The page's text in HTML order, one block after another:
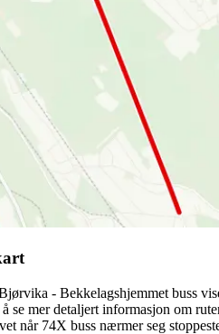
- Bekkelagshjemmet buss
se mer detaljert informasjon om
når 74X buss nærmer seg